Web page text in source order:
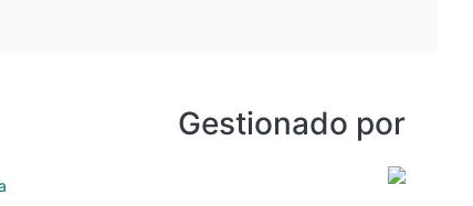
Gestionado por